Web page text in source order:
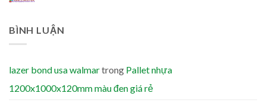
BÌNH LUẬN
lazer bond usa walmartrong Pallet nhựa
1200x1000x120mm màu đen giá rẻ